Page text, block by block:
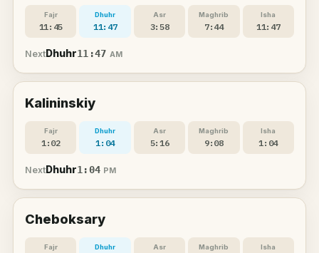
Fajr
11:45
Dhuhr
11:47
Asr
3:58
Maghrib
7:44
Isha
11:47
Next Dhuhr11:47 AM
Kalininskiy
Fajr
1:02
Dhuhr
1:04
Asr
5:16
Maghrib
9:08
Isha
1:04
Next Dhuhr1:04 PM
Cheboksary
Fajr Dhuhr Asr Maghrib Isha